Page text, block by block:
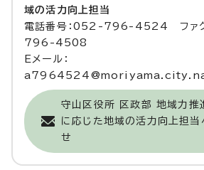
域の活力向上担当
電話番号：052-796-4524 ファ
796-4508
Eメール：
守山区役所 区政部 地域力推
に応じた地域の活力向上担当
せ